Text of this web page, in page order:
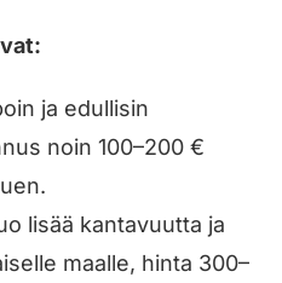
ja edullisin
noin 100–200 €
lisää kantavuutta ja
maalle, hinta 300–